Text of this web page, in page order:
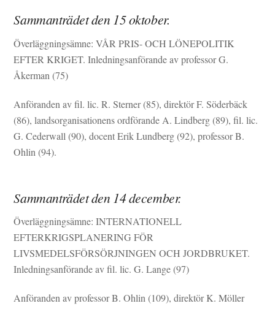
Sammanträdet den 15 oktober.
Överläggningsämne: VÅR PRIS- OCH LÖNEPOLITIK
EFTER KRIGET. Inledningsanförande av professor G.
Åkerman (75)
Anföranden av fil. lic. R. Sterner (85), direktör F. Söderbäck
(86), landsorganisationens ordförande A. Lindberg (89), fil. lic.
G. Cederwall (90), docent Erik Lundberg (92), professor B.
Ohlin (94).
Sammanträdet den 14 december.
Överläggningsämne: INTERNATIONELL
EFTERKRIGSPLANERING FÖR
LIVSMEDELSFÖRSÖRJNINGEN OCH JORDBRUKET.
Inledningsanförande av fil. lic. G. Lange (97)
Anföranden av professor B. Ohlin (109), direktör K. Möller